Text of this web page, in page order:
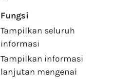
Fungsi
Tampilkan seluruh
informasi
Tampilkan informasi
lanjutan mengenai